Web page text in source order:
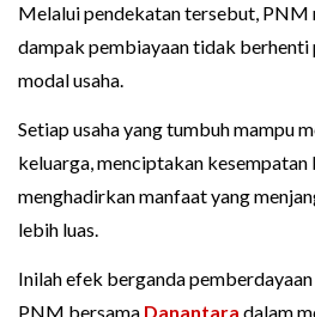
Melalui pendekatan tersebut,
dampak pembiayaan tidak berhenti
modal usaha.
Setiap usaha yang tumbuh mampu
keluarga, menciptakan kesempatan
menghadirkan manfaat yang
lebih luas.
Inilah efek berganda
PNM bersama Danantara dalam